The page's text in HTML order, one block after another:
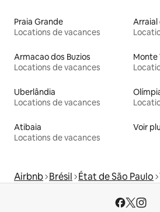
Praia Grande
Locations de vacances
Arraial
Armacao dos Buzios
Locations de vacances
Monte
Uberlândia
Locations de vacances
Atibaia
Locations de vacances
Voir
Airbnb Brésil État de São Paulo